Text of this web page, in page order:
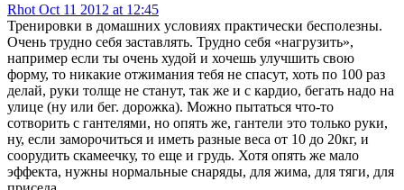
Rhot Oct 11 2012 at 12:45
Тренировки в домашних условиях практически бесполезны.
Очень трудно себя заставлять. Трудно себя «нагрузить»,
например если ты очень худой и хочешь улучшить свою
форму, то никакие отжимания тебя не спасут, хоть по 100 раз
делай, руки толще не станут, так же и с кардио, бегать надо на
улице (ну или бег. дорожка). Можно пытаться что-то
сотворить с гантелями, но опять же, гантели это только руки,
ну, если заморочиться и иметь разные веса от 10 до 20кг, и
соорудить скамеечку, то еще и грудь. Хотя опять же мало
эффекта, нужны нормальные снаряды, для жима, для тяги, для